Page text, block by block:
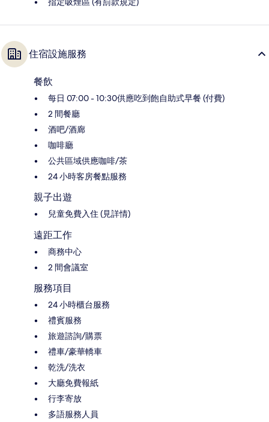
住宿設施服務
餐飲
每日 07:00 - 10:30供應吃到飽自助式早餐 (付費)
2 間餐廳
酒吧/酒廊
咖啡廳
公共區域供應咖啡/茶
24 小時客房餐點服務
親子出遊
兒童免費入住 (見詳情)
遠距工作
商務中心
2 間會議室
服務項目
24 小時櫃台服務
禮賓服務
旅遊諮詢/購票
禮車/豪華轎車
乾洗/洗衣
大廳免費報紙
行李寄放
多語服務人員